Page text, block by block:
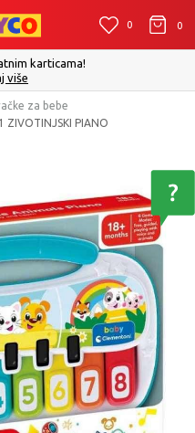
0 0
karticama!
više
za bebe
ZIVOTINJSKI PIANO